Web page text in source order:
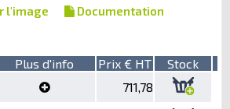
l'image Documentation
Plus d'info Prix € HT
Stock
711,78